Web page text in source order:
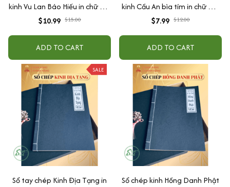
kinh Vu Lan Báo Hiếu in chữ mờ
loại giấy cao cấp dày dặn
$10.99 $15.00
ADD TO CART
kinh Cầu An bìa tím in chữ mờ
loại cao cấp dày dặn
$7.99 $12.00
ADD TO CART
SALE
Sổ tay chép Kinh Địa Tạng in
Sổ chép kinh Hồng Danh Phật